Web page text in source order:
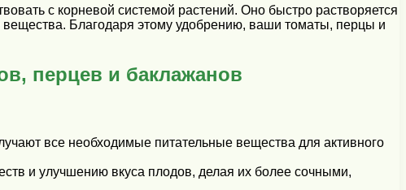
с корневой системой растений. Оно быстро растворяется
вещества. Благодаря этому удобрению, ваши томаты, перцы и
перцев и баклажанов
все необходимые питательные вещества для активного
и улучшению вкуса плодов, делая их более сочными,